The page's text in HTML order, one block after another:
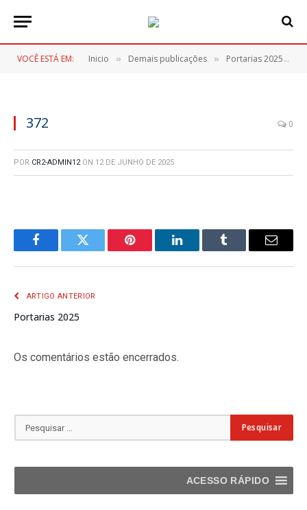
VOCÊ ESTÁ EM: Inicio » Demais publicações » Portarias 2025
372 0
POR CR2-ADMIN12 ON 12 DE JUNHO DE 2025
FacebookTwitter Pinterest LinkedInTumblr
E-
ARTIGO ANTERIOR
Portarias 2025
Os comentários estão encerrados.
ACESSO RÁPIDO